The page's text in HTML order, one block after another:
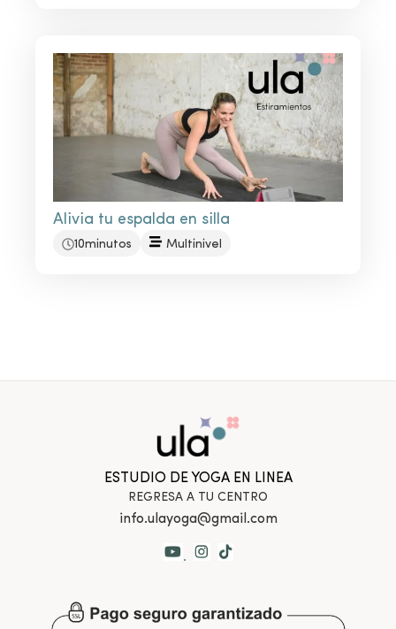
Alivia tu espalda en silla
10minutos Multinivel
ESTUDIO DE YOGA EN LINEA
REGRESA A TU CENTRO
info.ulayoga@gmail.com
.